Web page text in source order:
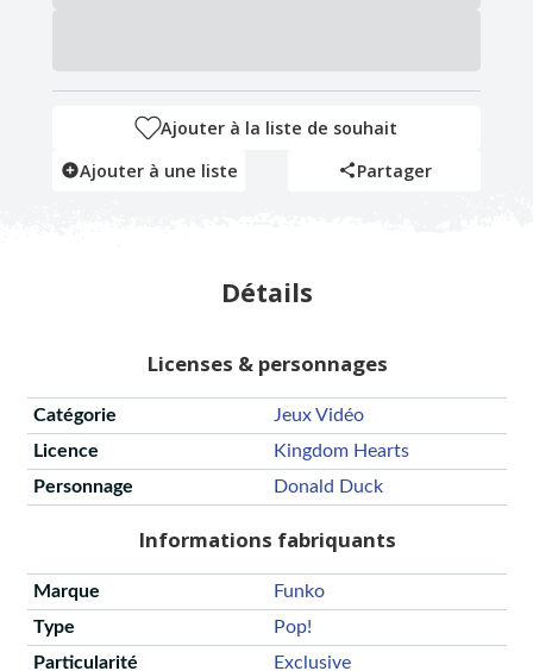
Ajouter à la liste de souhait
Ajouter à une liste
Partager
Détails
Licenses & personnages
Catégorie
Jeux Vidéo
Licence
Kingdom Hearts
Personnage
Donald Duck
Informations fabriquants
Marque
Funko
Type
Pop!
Particularité
Exclusive